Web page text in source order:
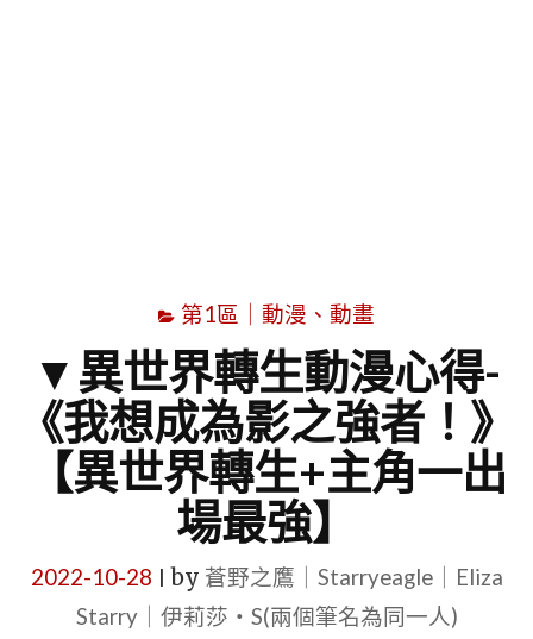
第1區｜動漫、動畫
▼異世界轉生動漫心得-
《我想成為影之強者！》
【異世界轉生+主角一出
場最強】
2022-10-28 by 蒼野之鷹｜Starryeagle｜Eliza
Starry｜伊莉莎・S(兩個筆名為同一人)